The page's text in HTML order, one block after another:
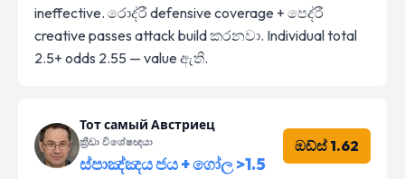
ineffective. රොද්රී defensive coverage + පෙද්රී
creative passes attack build කරනවා. Individual total
2.5+ odds 2.55 — value ඇති.
Тот самый Австриец
ක්‍රීඩා විශේෂඥයා
ස්පාඤ්ඤය ජය + ගෝල >1.5
ඔඩ්ස් 1.62